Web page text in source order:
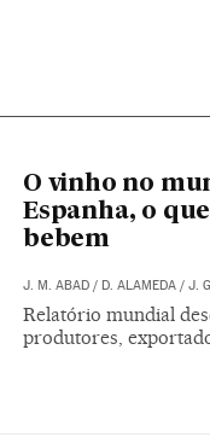
O vinho no
Espanha, o
bebem
J. M. ABAD/ D. ALAMEDA/ J.
Relatório mundial
produtores,